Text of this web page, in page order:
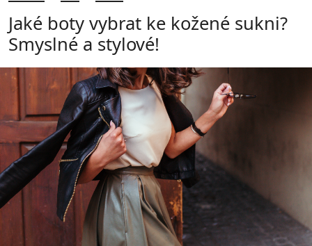
Jaké boty vybrat ke kožené sukni?
Smyslné a stylové!